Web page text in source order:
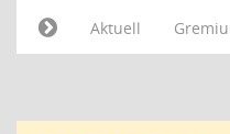
Aktuell